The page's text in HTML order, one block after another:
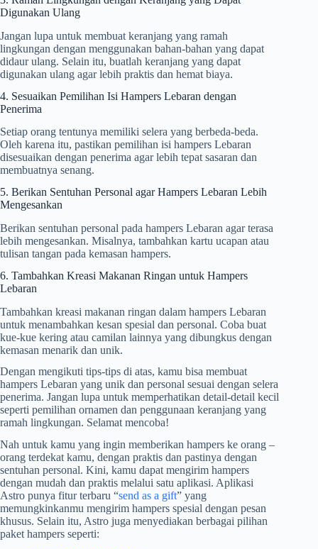
Digunakan Ulang
Jangan lupa untuk membuat keranjang yang ramah
lingkungan dengan menggunakan bahan-bahan yang dapat
didaur ulang. Selain itu, buatlah keranjang yang dapat
digunakan ulang agar lebih praktis dan hemat biaya.
4. Sesuaikan Pemilihan Isi Hampers Lebaran dengan
Penerima
Setiap orang tentunya memiliki selera yang berbeda-beda.
Oleh karena itu, pastikan pemilihan isi hampers Lebaran
disesuaikan dengan penerima agar lebih tepat sasaran dan
membuatnya senang.
5. Berikan Sentuhan Personal agar Hampers Lebaran Lebih
Mengesankan
Berikan sentuhan personal pada hampers Lebaran agar terasa
lebih mengesankan. Misalnya, tambahkan kartu ucapan atau
tulisan tangan pada kemasan hampers.
6. Tambahkan Kreasi Makanan Ringan untuk Hampers
Lebaran
Tambahkan kreasi makanan ringan dalam hampers Lebaran
untuk menambahkan kesan spesial dan personal. Coba buat
kue-kue kering atau camilan lainnya yang dibungkus dengan
kemasan menarik dan unik.
Dengan mengikuti tips-tips di atas, kamu bisa membuat
hampers Lebaran yang unik dan personal sesuai dengan selera
penerima. Jangan lupa untuk memperhatikan detail-detail kecil
seperti pemilihan ornamen dan penggunaan keranjang yang
ramah lingkungan. Selamat mencoba!
Nah untuk kamu yang ingin memberikan hampers ke orang –
orang terdekat kamu, dengan praktis dan pastinya dengan
sentuhan personal. Kini, kamu dapat mengirim hampers
dengan mudah dan praktis melalui satu aplikasi. Aplikasi
Astro punya fitur terbaru “send as a gift” yang
memungkinkanmu mengirim hampers spesial dengan pesan
khusus. Selain itu, Astro juga menyediakan berbagai pilihan
paket hampers seperti: